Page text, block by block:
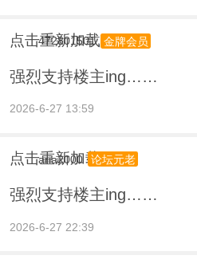
点击重新加载
472801501 金牌会员
强烈支持楼主ing……
2026-6-27 13:59
点击重新加载
aria2000 论坛元老
强烈支持楼主ing……
2026-6-27 22:39